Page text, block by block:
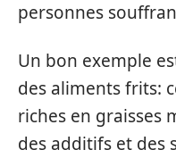
personnes
Un bon exemple
des aliments frits:
riches en graisses
des additifs et des